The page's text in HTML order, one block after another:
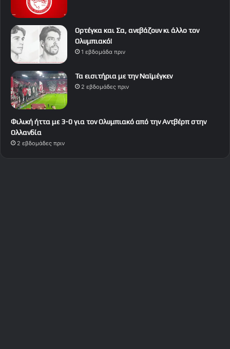
Ορτέγκα και Σα, ανεβάζουν κι άλλο τον
Ολυμπιακό!
1 εβδομάδα πριν
Τα εισιτήρια με την Ναϊμέγκεν
2 εβδομάδες πριν
Φιλική ήττα με 3-0 για τον Ολυμπιακό από την Αντβέρπ στην
Ολλανδία
2 εβδομάδες πριν